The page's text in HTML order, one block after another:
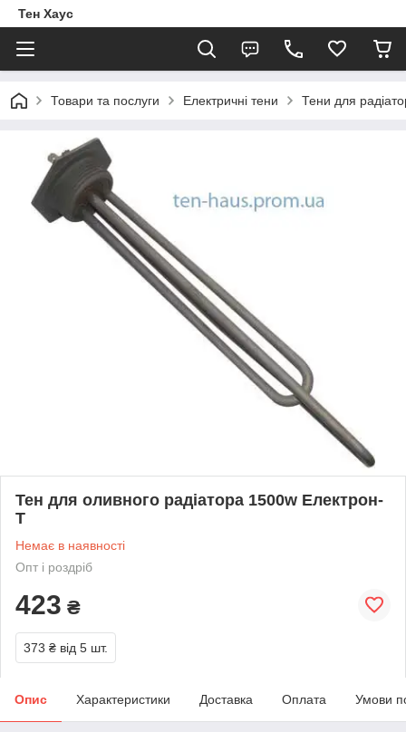
Тен Хаус
Товари та послуги Електричні тени Тени для
Тен для оливного радіатора 1500w Електрон-
Т
Немає в наявності
Опт і роздріб
423 ₴
373 ₴ від 5 шт.
Опис Характеристики Доставка Оплата Умови